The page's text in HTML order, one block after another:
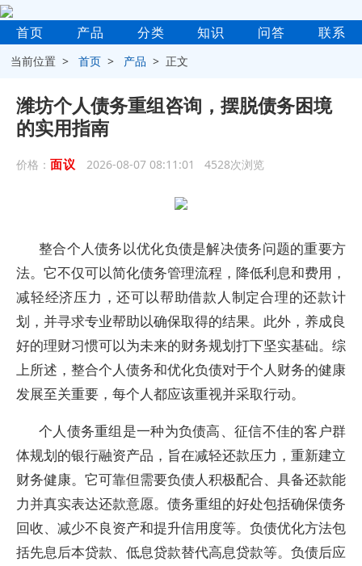
首页 产品 分类 知识 问答 联系
当前位置 >首页 > 产品 > 正文
潍坊个人债务重组咨询，摆脱债务困境
的实用指南
价格： 面议 2026-08-07 08:11:01 4528次浏览
整合个人债务以优化负债是解决债务问题的重要方
法。它不仅可以简化债务管理流程，降低利息和费用，
减轻经济压力，还可以帮助借款人制定合理的还款计
划，并寻求专业帮助以确保取得的结果。此外，养成良
好的理财习惯可以为未来的财务规划打下坚实基础。综
上所述，整合个人债务和优化负债对于个人财务的健康
发展至关重要，每个人都应该重视并采取行动。
个人债务重组是一种为负债高、征信不佳的客户群
体规划的银行融资产品，旨在减轻还款压力，重新建立
财务健康。它可靠但需要负债人积极配合、具备还款能
力并真实表达还款意愿。债务重组的好处包括确保债务
回收、减少不良资产和提升信用度等。负债优化方法包
括先息后本贷款、低息贷款替代高息贷款等。负债后应